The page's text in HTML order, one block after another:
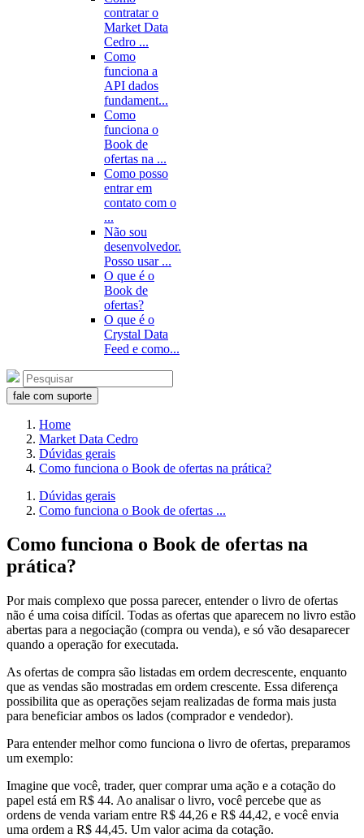
contratar o
Market Data
Cedro ...
Como
funciona a
API dados
fundament...
Como
funciona o
Book de
ofertas na ...
Como posso
entrar em
contato com o
...
Não sou
desenvolvedor.
Posso usar ...
O que é o
Book de
ofertas?
O que é o
Crystal Data
Feed e como...
fale com suporte
Home
Market Data Cedro
Dúvidas gerais
Como funciona o Book de ofertas na prática?
Dúvidas gerais
Como funciona o Book de ofertas ...
Como funciona o Book de ofertas na
prática?
Por mais complexo que possa parecer, entender o livro de ofertas
não é uma coisa difícil. Todas as ofertas que aparecem no livro estão
abertas para a negociação (compra ou venda), e só vão desaparecer
quando a operação for executada.
As ofertas de compra são listadas em ordem decrescente, enquanto
que as vendas são mostradas em ordem crescente. Essa diferença
possibilita que as operações sejam realizadas de forma mais justa
para beneficiar ambos os lados (comprador e vendedor).
Para entender melhor como funciona o livro de ofertas, preparamos
um exemplo:
Imagine que você, trader, quer comprar uma ação e a cotação do
papel está em R$ 44. Ao analisar o livro, você percebe que as
ordens de venda variam entre R$ 44,26 e R$ 44,42, e você envia
uma ordem a R$ 44,45. Um valor acima da cotação.